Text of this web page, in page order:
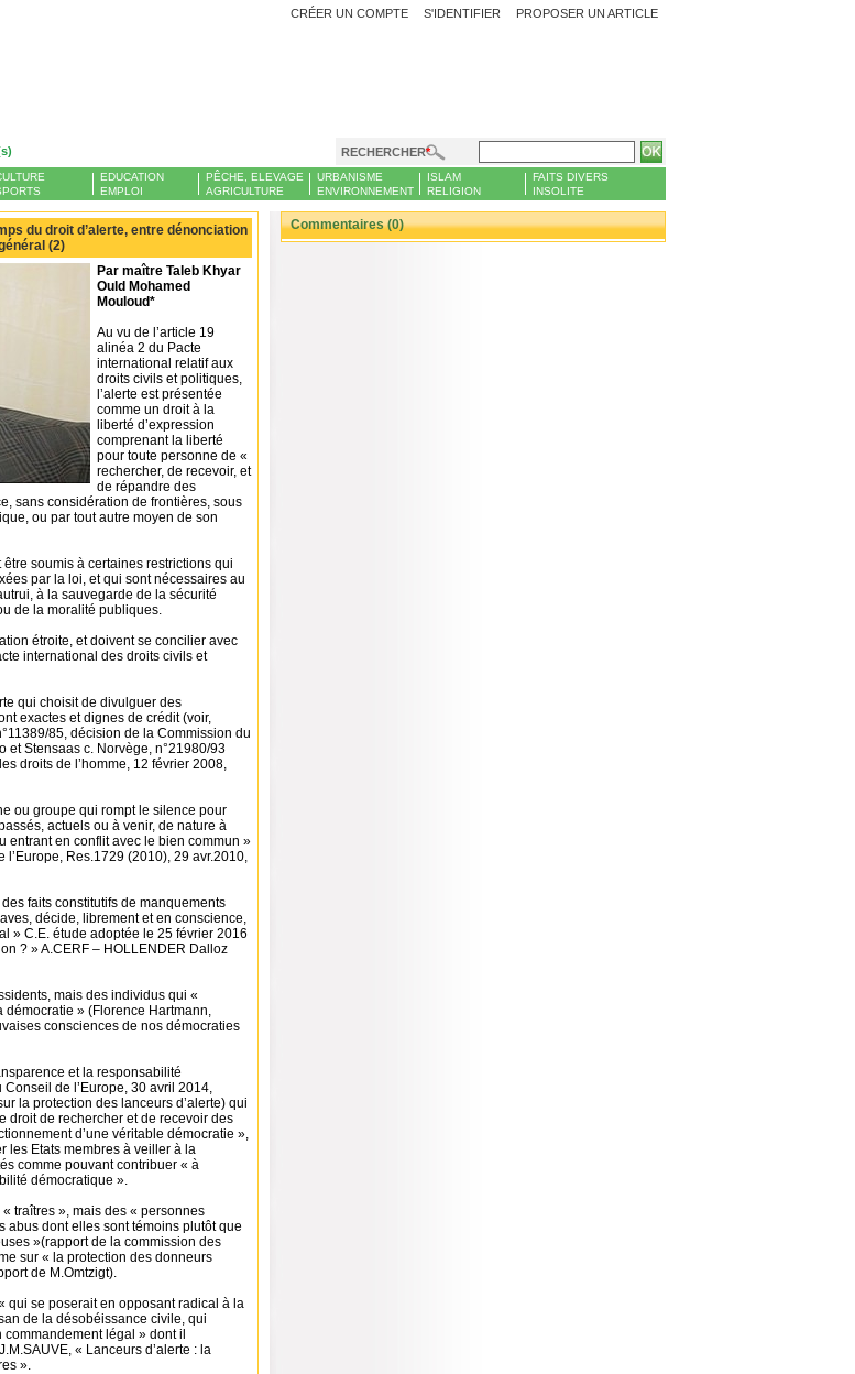
PROPOSER UN ARTICLE
CRÉER UN COMPTE S'IDENTIFIER
RECHERCHER
EDUCATION
EMPLOI
PÊCHE, ELEVAGE
AGRICULTURE
URBANISME
ENVIRONNEMENT
ISLAM
RELIGION
FAITS DIVERS
INSOLITE
du droit d’alerte, entre dénonciation
(2)
Par maître Taleb Khyar
Ould Mohamed
Mouloud*
Au vu de l’article 19
alinéa 2 du Pacte
international relatif aux
droits civils et politiques,
l’alerte est présentée
comme un droit à la
liberté d’expression
comprenant la liberté
pour toute personne de «
rechercher, de recevoir, et
de répandre des
sans considération de frontières, sous
ou par tout autre moyen de son
soumis à certaines restrictions qui
par la loi, et qui sont nécessaires au
à la sauvegarde de la sécurité
de la moralité publiques.
étroite, et doivent se concilier avec
international des droits civils et
qui choisit de divulguer des
exactes et dignes de crédit (voir,
85, décision de la Commission du
et Stensaas c. Norvège, n°21980/93
droits de l’homme, 12 février 2008,
ou groupe qui rompt le silence pour
actuels ou à venir, de nature à
entrant en conflit avec le bien commun »
Res.1729 (2010), 29 avr.2010,
faits constitutifs de manquements
décide, librement et en conscience,
» C.E. étude adoptée le 25 février 2016
? » A.CERF – HOLLENDER Dalloz
mais des individus qui «
» (Florence Hartmann,
consciences de nos démocraties
et la responsabilité
de l’Europe, 30 avril 2014,
la protection des lanceurs d’alerte) qui
droit de rechercher et de recevoir des
d’une véritable démocratie »,
les Etats membres à veiller à la
comme pouvant contribuer « à
démocratique ».
traîtres », mais des « personnes
abus dont elles sont témoins plutôt que
»(rapport de la commission des
sur « la protection des donneurs
de M.Omtzigt).
qui se poserait en opposant radical à la
de la désobéissance civile, qui
légal » dont il
« Lanceurs d’alerte : la
».
Commentaires (0)